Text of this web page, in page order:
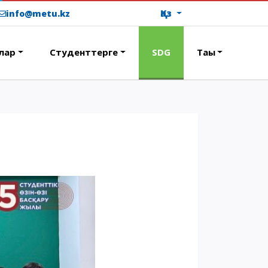
info@metu.kz Қаз
Студенттерге SDG Тағы